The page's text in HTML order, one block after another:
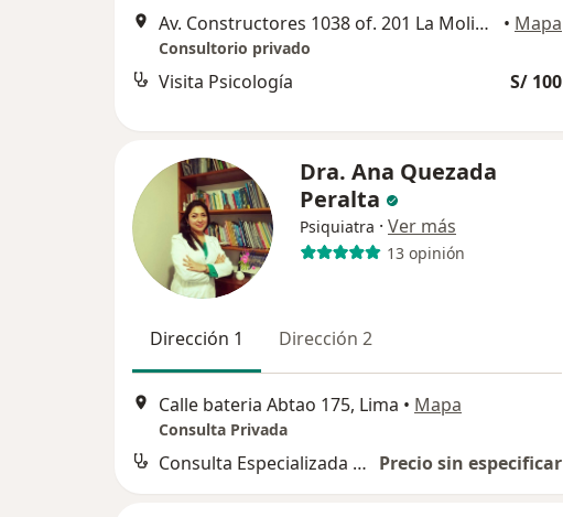
Av. Constructores 1038 of. 201 La Molina, Lima • Mapa
Consultorio privado
Visita Psicología S/ 100
Dra. Ana Quezada
Peralta
Psiquiatra · Ver más
13 opinión
Dirección 1 Dirección 2
Calle bateria Abtao 175, Lima • Mapa
Consulta Privada
Consulta Especializada en Psiquiatría Precio sin especificar